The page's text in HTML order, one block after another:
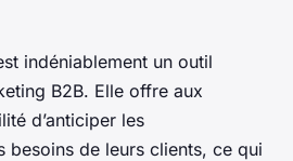
indéniablement un outil
B2B. Elle offre aux
d’anticiper les
besoins de leurs clients, ce qui